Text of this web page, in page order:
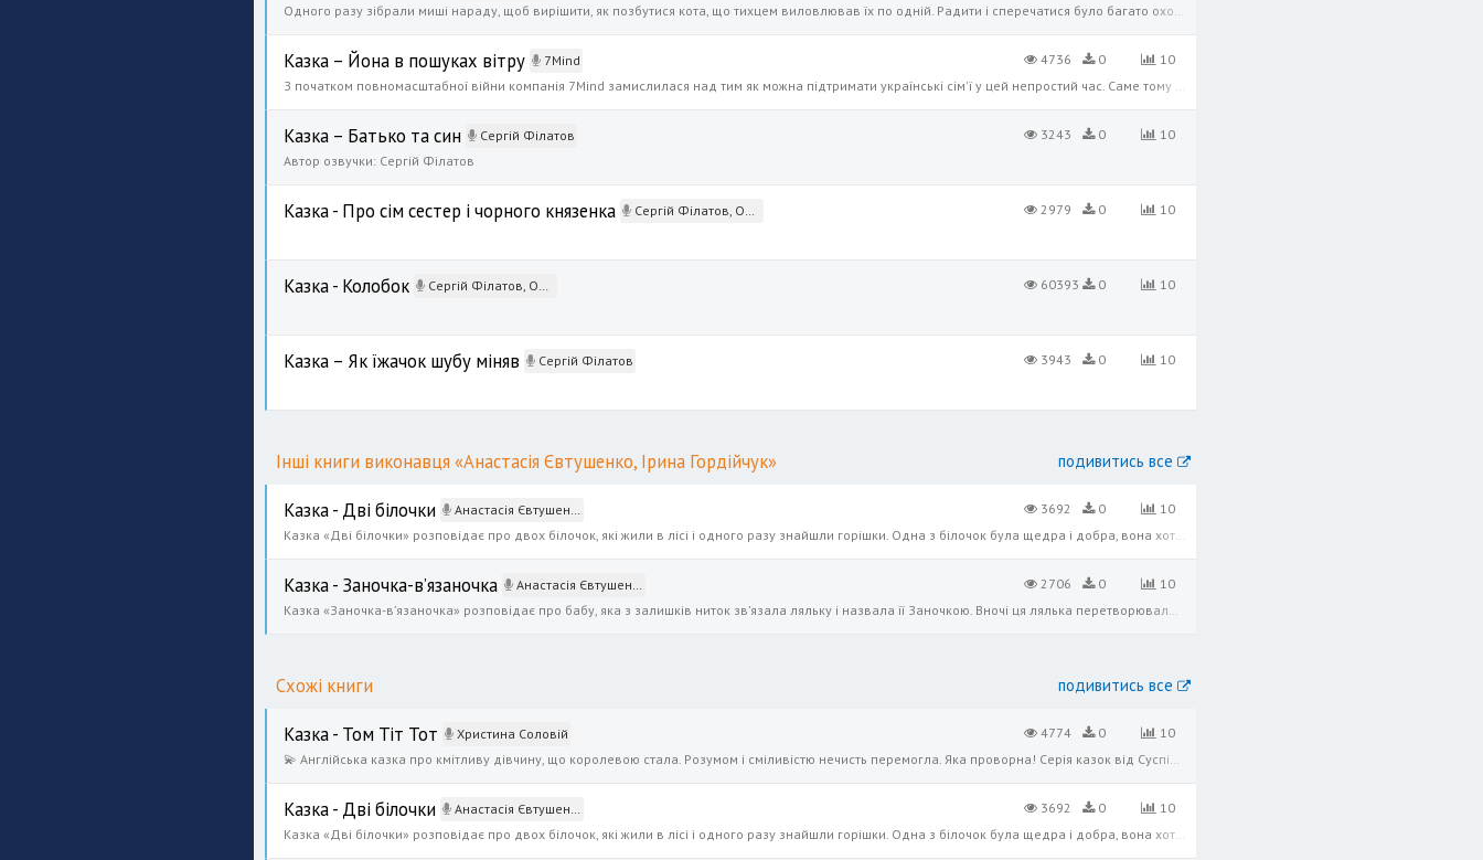
Одного разу зібрали миші нараду, щоб вирішити, як позбутися кота, що тихцем виловлював їх по одній. Радити і сперечатися було багато охочих. То що ж вони вирішили? Серія казок від Суспільного для хоробрих маленьких і великих украї
Казка – Йона в пошуках вітру 7Mind 4736 0
10
З початком повномасштабної війни компанія 7Mind замислилася над тим як можна підтримати українські сім'ї у цей непростий час. Саме тому було вирішено перекласти 3 найпопулярніші в додатку дитячі казки, які допомагатимуть краще зо
Казка – Батько та син Сергій Філатов 3243 0
10
Автор озвучки: Сергій Філатов
Казка - Про сім сестер і чорного князенка Сергій Філатов, Олена Єлагіна 2979 0 10
Казка - Колобок Сергій Філатов, Олена Єлагіна 60393 0 10
Казка – Як їжачок шубу міняв Сергій Філатов 3943 0 10
Інші книги виконавця «Анастасія Євтушенко, Ірина Гордійчук» подивитись все
Казка - Дві білочки Анастасія Євтушенко, Ірина Гордійчук 3692 0
10
Казка «Дві білочки» розповідає про двох білочок, які жили в лісі і одного разу знайшли горішки. Одна з білочок була щедра і добра, вона хотіла поділитися знайденими горішками з іншими, а друга була жадібною і прагнула залишити всі
Казка - Заночка-вʼязаночка Анастасія Євтушенко, Ірина Гордійчук 2706 0
10
Казка «Заночка-в’язаночка» розповідає про бабу, яка з залишків ниток зв’язала ляльку і назвала її Заночкою. Вночі ця лялька перетворювалась на гарну дівчину і виконувала всю хатню роботу. Згодом вона змогла повернути собі людську
Схожі книги подивитись все
Казка - Том Тіт Тот Христина Соловій 4774 0
10
💫 Англійська казка про кмітливу дівчину, що королевою стала. Розумом і сміливістю нечисть перемогла. Яка проворна! Серія казок від Суспільного для хоробрих маленьких і великих українців. Їх читають відомі артисти, військові, народ
Казка - Дві білочки Анастасія Євтушенко, Ірина Гордійчук 3692 0
10
Казка «Дві білочки» розповідає про двох білочок, які жили в лісі і одного разу знайшли горішки. Одна з білочок була щедра і добра, вона хотіла поділитися знайденими горішками з іншими, а друга була жадібною і прагнула залишити всі